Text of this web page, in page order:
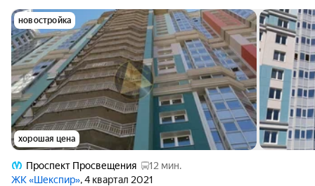
новостройка
хорошая цена
Проспект Просвещения
12 мин.
ЖК «Шекспир», 4 квартал 2021